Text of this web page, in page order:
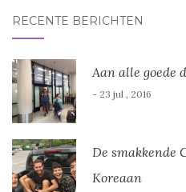
RECENTE BERICHTEN
Aan alle goede
- 23 jul , 2016
De smakkende
Koreaan